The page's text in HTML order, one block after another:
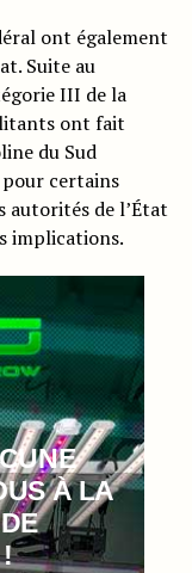
ont également
Suite au
III de la
ont fait
du Sud
certains
autorités de l’État
implications.
À LA
!